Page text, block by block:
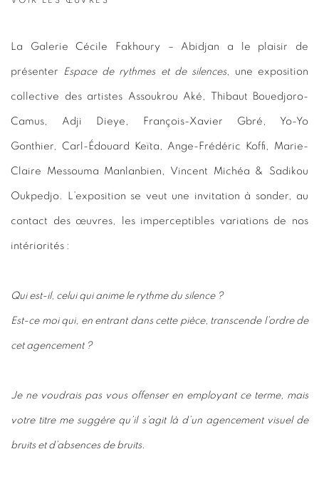
La Galerie Cécile Fakhoury – Abidjan a le plaisir de
présenter Espace de rythmes et de silences, une exposition
collective des artistes Assoukrou Aké, Thibaut Bouedjoro-
Camus, Adji Dieye, François-Xavier Gbré, Yo-Yo
Gonthier, Carl-Édouard Keïta, Ange-Frédéric Koffi, Marie-
Claire Messouma Manlanbien, Vincent Michéa & Sadikou
Oukpedjo. L’exposition se veut une invitation à sonder, au
contact des œuvres, les imperceptibles variations de nos
intériorités :
Qui est-il, celui qui anime le rythme du silence ?
Est-ce moi qui, en entrant dans cette pièce, transcende l’ordre de
cet agencement ?
Je ne voudrais pas vous offenser en employant ce terme, mais
votre titre me suggère qu’il s’agit là d’un agencement visuel de
bruits et d’absences de bruits.